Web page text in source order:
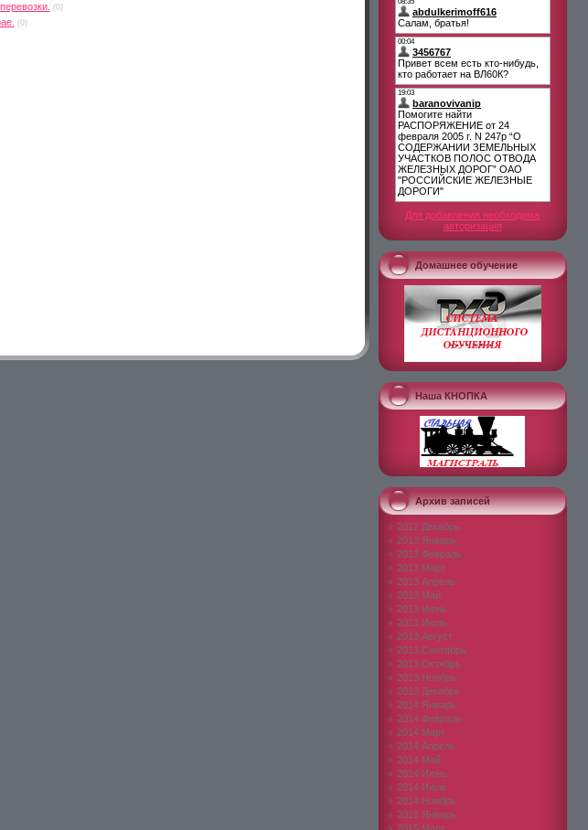
(0)
(0)
Для добавления необходима
авторизация
Домашнее обучение
Наша КНОПКА
Архив записей
2012 Декабрь
2013 Январь
2013 Февраль
2013 Март
2013 Апрель
2013 Май
2013 Июнь
2013 Июль
2013 Август
2013 Сентябрь
2013 Октябрь
2013 Ноябрь
2013 Декабрь
2014 Январь
2014 Февраль
2014 Март
2014 Апрель
2014 Май
2014 Июнь
2014 Июль
2014 Ноябрь
2015 Январь